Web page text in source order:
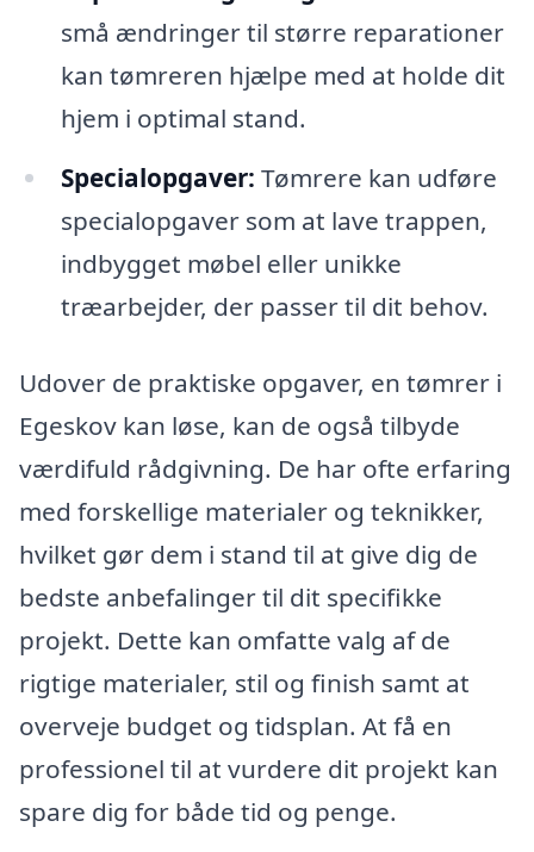
små ændringer til større reparationer
kan tømreren hjælpe med at holde dit
hjem i optimal stand.
Specialopgaver: Tømrere kan udføre
specialopgaver som at lave trappen,
indbygget møbel eller unikke
træarbejder, der passer til dit behov.
Udover de praktiske opgaver, en tømrer i
Egeskov kan løse, kan de også tilbyde
værdifuld rådgivning. De har ofte erfaring
med forskellige materialer og teknikker,
hvilket gør dem i stand til at give dig de
bedste anbefalinger til dit specifikke
projekt. Dette kan omfatte valg af de
rigtige materialer, stil og finish samt at
overveje budget og tidsplan. At få en
professionel til at vurdere dit projekt kan
spare dig for både tid og penge.